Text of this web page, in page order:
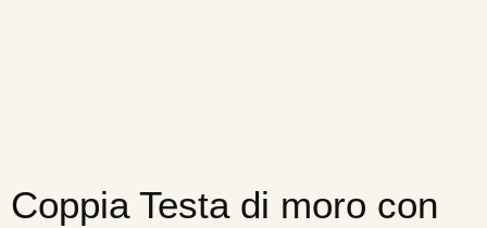
Coppia Testa di moro con